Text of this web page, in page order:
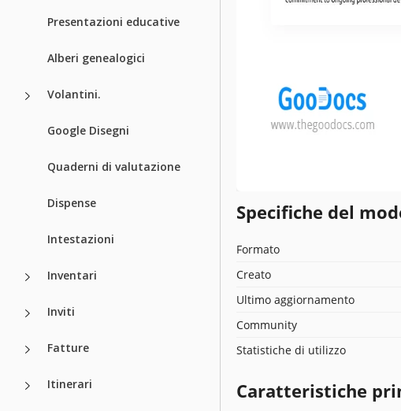
Presentazioni educative
Alberi genealogici
Volantini.
Google Disegni
Quaderni di valutazione
Dispense
Intestazioni
Inventari
Inviti
Fatture
Itinerari
Specifiche del
Formato
Creato
Ultimo aggiornamento
Community
Statistiche di utilizzo
Caratteristiche